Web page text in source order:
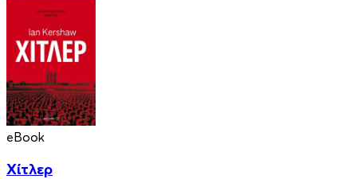
eBook
Χίτλερ